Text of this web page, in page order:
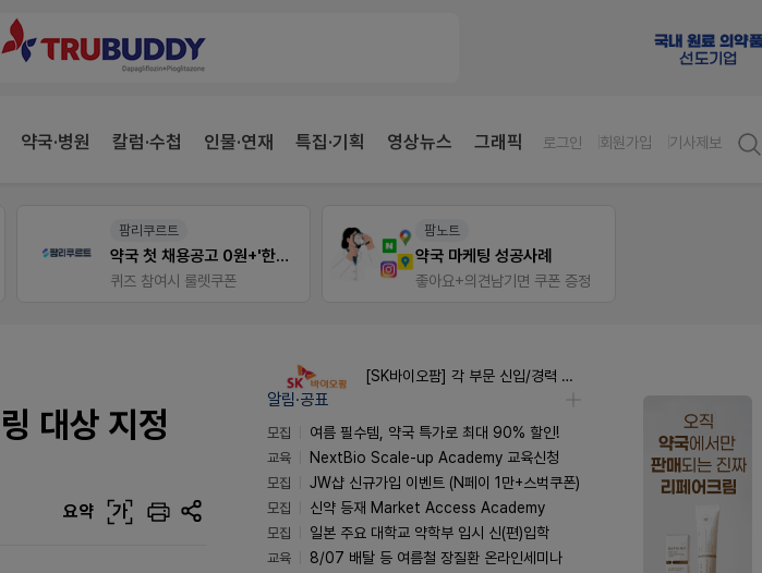
약국·병원 칼럼·수첩 인물·연재 특집·기획 영상뉴스 그래픽 로그인 회원가입 기사제보
팜리쿠르트
약국 첫 채용공고 0원+'한번 더' 무료 연장
퀴즈 참여시 룰렛쿠폰
팜노트
약국 마케팅 성공사례
좋아요+의견남기면 쿠폰 증정
대상 지정
요약 가
[SK바이오팜] 각 부문 신입/경력 구성원 영입
알림·공표
모집
여름 필수템, 약국 특가로 최대 90% 할인!
교육
NextBio Scale-up Academy 교육신청
모집
JW샵 신규가입 이벤트 (N페이 1만+스벅쿠폰)
모집
신약 등재 Market Access Academy
모집
일본 주요 대학교 약학부 입시 신(편)입학
교육
8/07 배탈 등 여름철 장질환 온라인세미나